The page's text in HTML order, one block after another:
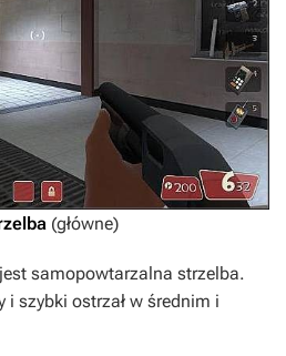
(główne)
samopowtarzalna strzelba.
szybki ostrzał w średnim i